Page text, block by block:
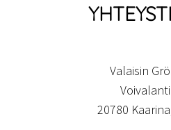
Valaisin
20780